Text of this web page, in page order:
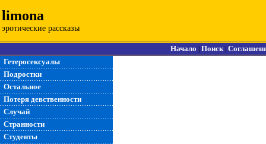
limona
эротические рассказы
Начало Поиск|
Гетеросексуалы
Подростки
Остальное
Потеря девственности
Случай
Странности
Студенты